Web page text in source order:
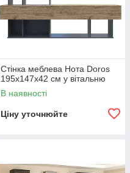
Стінка меблева Нота Doros
195х147х42 см у вітальню
В наявності
Ціну уточнюйте